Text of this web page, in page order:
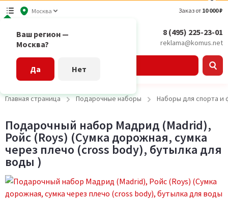
Москва
Ваш регион —
Москва?
Да Нет
Заказ от 10 000 ₽
8 (495) 225-23-01
reklama@komus.net
Главная страница Подарочные наборы Наборы для спорта и
Подарочный набор Мадрид (Madrid),
Ройс (Roys) (Сумка дорожная, сумка
через плечо (cross body), бутылка для
воды )